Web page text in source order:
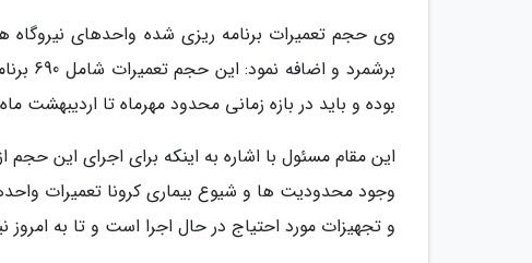
بوده و باید در بازه زمانی محدود مهرماه تا اردیبهشت
وجود محدودیت ها و شیوع بیماری کرونا تعمیرات
و تجهیزات مورد احتیاج در حال اجرا است و تا به امروز نیز برنامه